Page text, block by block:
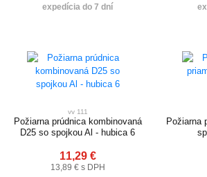
expedícia do 7 dní
vv 111
Požiarna prúdnica kombinovaná
D25 so spojkou Al - hubica 6
11,29 €
13,89 € s DPH
Požiarna